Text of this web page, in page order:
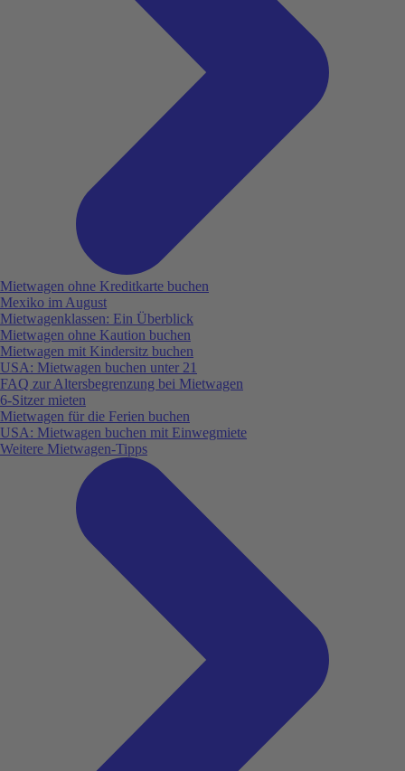
Mietwagen ohne Kreditkarte buchen
Mexiko im August
Mietwagenklassen: Ein Überblick
Mietwagen ohne Kaution buchen
Mietwagen mit Kindersitz buchen
USA: Mietwagen buchen unter 21
FAQ zur Altersbegrenzung bei Mietwagen
6-Sitzer mieten
Mietwagen für die Ferien buchen
USA: Mietwagen buchen mit Einwegmiete
Weitere Mietwagen-Tipps